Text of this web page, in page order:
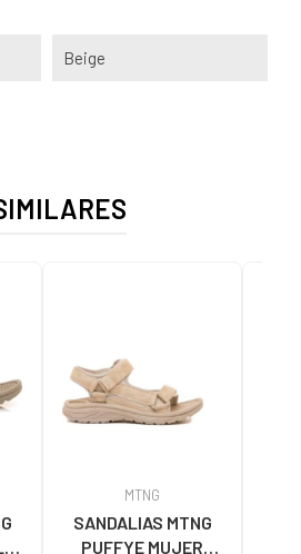
Beige
MTNG
SANDALIAS MTNG
PUFFYE MUJER